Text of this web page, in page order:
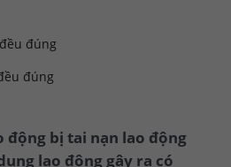
đúng
đúng
động bị tai nạn lao động
lao động gây ra có